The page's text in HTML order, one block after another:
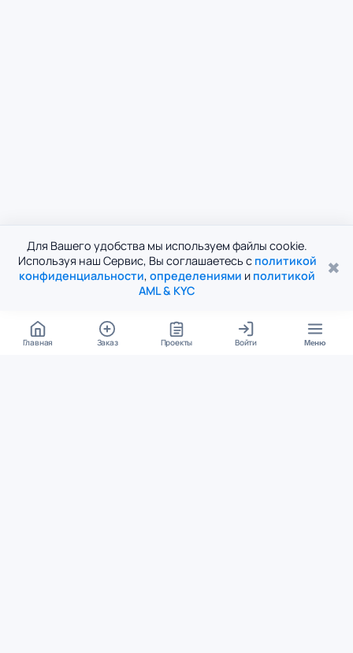
Для Вашего удобства мы используем файлы cookie.
Используя наш Сервис, Вы соглашаетесь с политикой
конфиденциальности, определениями и политикой
AML & KYC
✖
Главная Заказ Проекты Войти Меню